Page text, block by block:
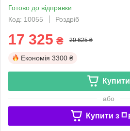
Готово до відправки
Код: 10055
Роздріб
17 325 ₴ 20 625 ₴
Економія 3300 ₴
Купити
або
Купити з